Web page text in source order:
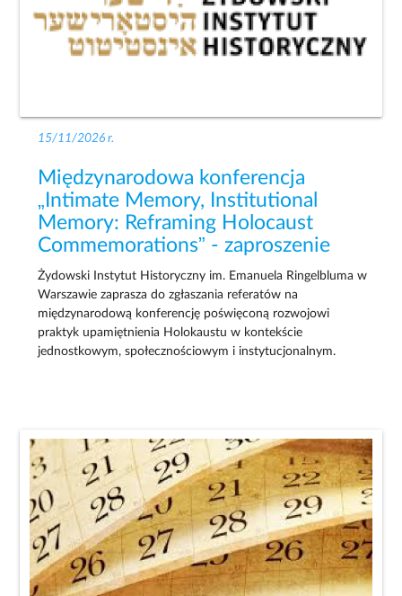
15/11/2026 r.
Międzynarodowa konferencja
„Intimate Memory, Institutional
Memory: Reframing Holocaust
Commemorations” - zaproszenie
Żydowski Instytut Historyczny im. Emanuela Ringelbluma w
Warszawie zaprasza do zgłaszania referatów na
międzynarodową konferencję poświęconą rozwojowi
praktyk upamiętnienia Holokaustu w kontekście
jednostkowym, społecznościowym i instytucjonalnym.